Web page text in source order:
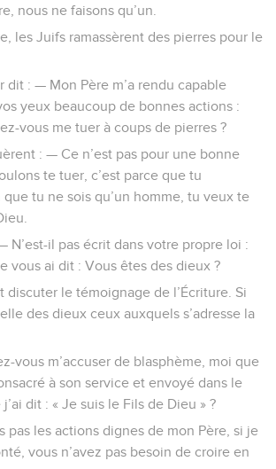
nous ne faisons qu’un.
les Juifs ramassèrent des pierres pour le
dit : — Mon Père m’a rendu capable
yeux beaucoup de bonnes actions :
vous me tuer à coups de pierres ?
: — Ce n’est pas pour une bonne
te tuer, c’est parce que tu
que tu ne sois qu’un homme, tu veux te
N’est-il pas écrit dans votre propre loi :
vous ai dit : Vous êtes des dieux ?
discuter le témoignage de l’Écriture. Si
des dieux ceux auxquels s’adresse la
vous m’accuser de blasphème, moi que
à son service et envoyé dans le
dit : « Je suis le Fils de Dieu » ?
pas les actions dignes de mon Père, si je
vous n’avez pas besoin de croire en